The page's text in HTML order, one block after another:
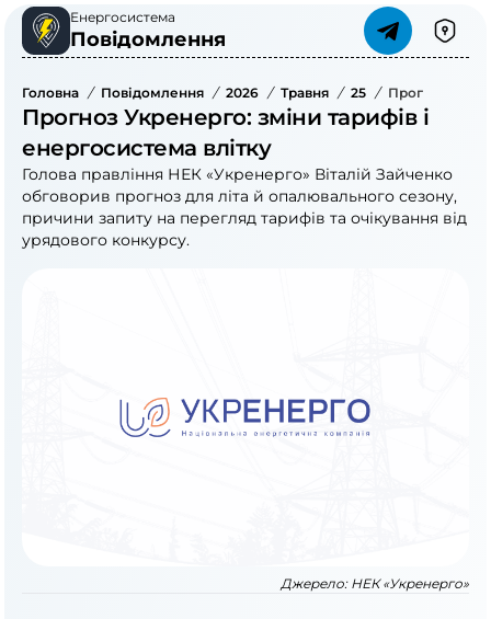
Енергосистема
Повідомлення
Головна / Повідомлення / 2026 / Травня / 25 / Прогноз
Прогноз Укренерго: зміни тарифів і
енергосистема влітку
Голова правління НЕК «Укренерго» Віталій Зайченко
обговорив прогноз для літа й опалювального сезону,
причини запиту на перегляд тарифів та очікування від
урядового конкурсу.
Джерело: НЕК «Укренерго»